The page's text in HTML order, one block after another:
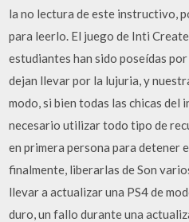
la no lectura de este instructivo,
para leerlo. El juego de Inti
estudiantes han sido poseídas
dejan llevar por la lujuria, y
modo, si bien todas las chicas del
necesario utilizar todo tipo de
en primera persona para detener
finalmente, liberarlas de Son
llevar a actualizar una PS4 de
duro, un fallo durante una